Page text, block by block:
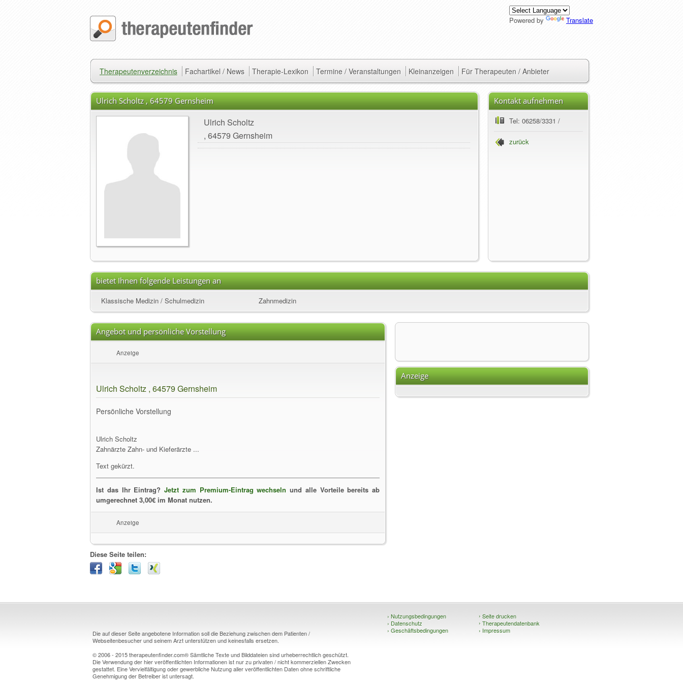
Powered by Translate
Therapeutenverzeichnis Fachartikel / News Therapie-Lexikon Termine / Veranstaltungen Kleinanzeigen Für Therapeuten / Anbieter
Ulrich Scholtz , 64579 Gernsheim
Ulrich Scholtz
, 64579 Gernsheim
Kontakt aufnehmen
Tel: 06258/3331 /
zurück
bietet Ihnen folgende Leistungen an
Klassische Medizin / Schulmedizin Zahnmedizin
Angebot und persönliche Vorstellung
Anzeige
Ulrich Scholtz , 64579 Gernsheim
Persönliche Vorstellung
Ulrich Scholtz
Zahnärzte Zahn- und Kieferärzte ...
Text gekürzt.
Ist das Ihr Eintrag? Jetzt zum Premium-Eintrag wechseln und alle Vorteile bereits ab
umgerechnet 3,00€ im Monat nutzen.
Anzeige
Diese Seite teilen:
Anzeige
Die auf dieser Seite angebotene Information soll die Beziehung zwischen dem Patienten /
Webseitenbesucher und seinem Arzt unterstützen und keinesfalls ersetzen.
© 2006 - 2015 therapeutenfinder.com® Sämtliche Texte und Bilddateien sind urheberrechtlich geschützt.
Die Verwendung der hier veröffentlichten Informationen ist nur zu privaten / nicht kommerziellen Zwecken
gestattet. Eine Vervielfältigung oder gewerbliche Nutzung aller veröffentlichten Daten ohne schriftliche
Genehmigung der Betreiber ist untersagt.
› Nutzungsbedingungen
› Datenschutz
› Geschäftsbedingungen
› Seite drucken
› Therapeutendatenbank
› Impressum